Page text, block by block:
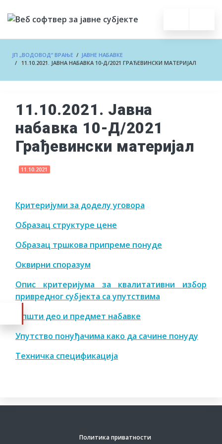
ЈП „ВОДОВОД“ ВРАЊЕ / ЈАВНЕ НАБАВКЕ
/ 11.10.2021. ЈАВНА НАБАВКА 10-Д/2021 ГРАЂЕВИНСКИ МАТЕРИЈАЛ
11.10.2021. Јавна
набавка 10-Д/2021
Грађевински материјал
11.10.2021
Критеријуми за доделу уговора
Образац структуре цене
Образац тршкова припреме понуде
Оквирни споразум
Опис критеријума за квалитативни избор
привредног субјекта са упутствима
Општи део и предмет набавке
Упутство понуђачима како да сачине понуду
Техничка спецификација
Политика приватности